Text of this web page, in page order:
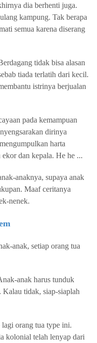
dia berhenti juga.
kampung. Tak berapa
semua karena diserang
tidak bisa alasan
tiada terlatih dari kecil.
istrinya berjualan
pada kemampuan
dirinya
harta
dan kepala. He he ...
anaknya, supaya anak
Maaf ceritanya
nenek.
anak, setiap orang tua
anak harus tunduk
Kalau tidak, siap-siaplah
orang tua type ini.
kolonial telah lenyap dari